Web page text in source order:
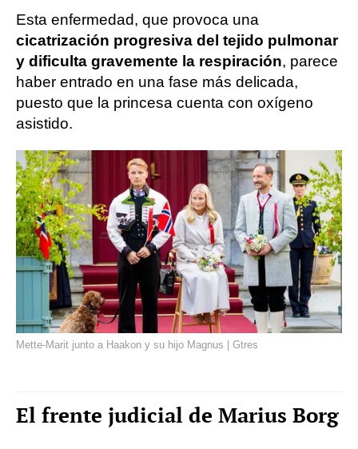
Esta enfermedad, que provoca una
cicatrización progresiva del tejido pulmonar
y dificulta gravemente la respiración, parece
haber entrado en una fase más delicada,
puesto que la princesa cuenta con oxígeno
asistido.
Mette-Marit junto a Haakon y su hijo Magnus | Gtres
El frente judicial de Marius Borg